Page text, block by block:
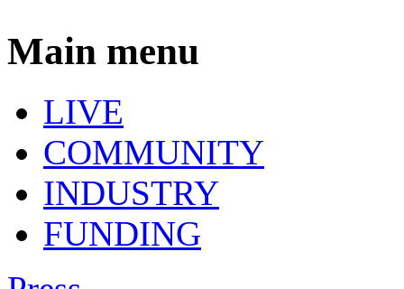
Main menu
LIVE
COMMUNITY
INDUSTRY
FUNDING